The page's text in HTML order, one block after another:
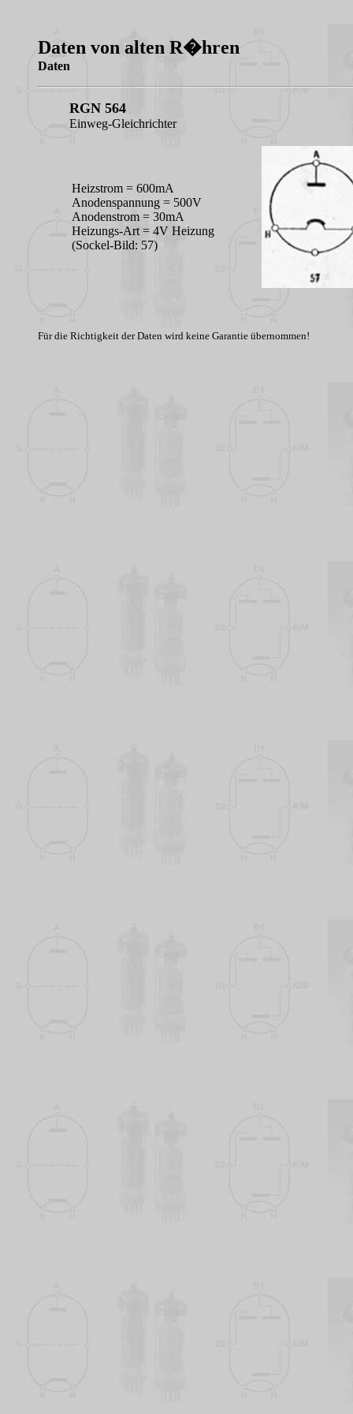
Daten von alten R�hren
Daten
RGN 564
Einweg-Gleichrichter
Heizstrom = 600mA
Anodenspannung = 500V
Anodenstrom = 30mA
Heizungs-Art = 4V Heizung
(Sockel-Bild: 57)
Für die Richtigkeit der Daten wird keine Garantie übernommen!